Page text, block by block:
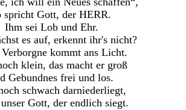
spricht Gott, der HERR.
Ihm sei Lob und Ehr.
es auf, erkennt ihr's nicht?
kommt ans Licht.
klein, das macht er groß
Gebundnes frei und los.
schwach darniederliegt,
Gott, der endlich siegt.